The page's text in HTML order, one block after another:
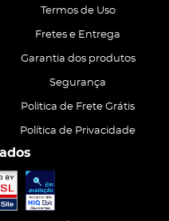
Termos de Uso
Fretes e Entrega
Garantia dos produtos
Segurança
Politica de Frete Grátis
Política de Privacidade